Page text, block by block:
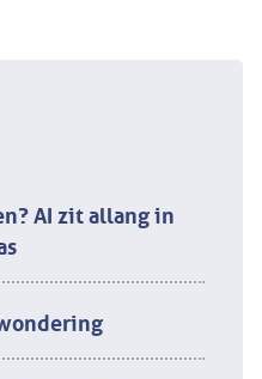
AI zit allang in